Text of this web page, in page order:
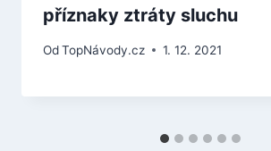
příznaky ztráty sluchu
OdTopNávody.cz 1. 12. 2021